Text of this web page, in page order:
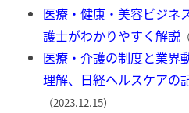
医療・健康・美容ビジネ
護士がわかりやすく解説
医療・介護の制度と業界
理解、日経ヘルスケアの
（2023.12.15）